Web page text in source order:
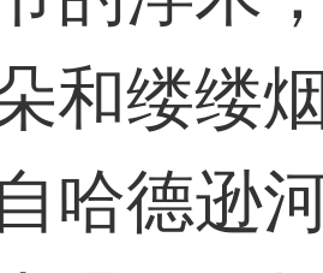
用户作
和缕缕
哈德逊